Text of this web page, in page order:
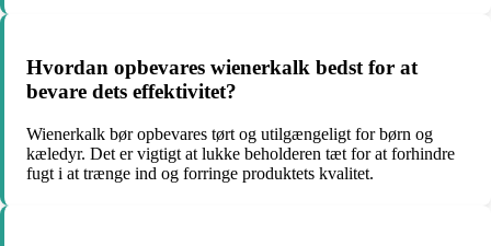
Hvordan opbevares wienerkalk bedst for at
bevare dets effektivitet?
Wienerkalk bør opbevares tørt og utilgængeligt for børn og
kæledyr. Det er vigtigt at lukke beholderen tæt for at forhindre
fugt i at trænge ind og forringe produktets kvalitet.